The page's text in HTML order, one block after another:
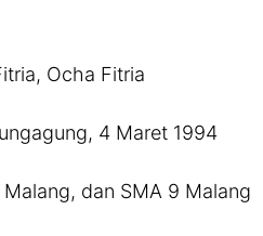
Ocha Fitria
4 Maret 1994
dan SMA 9 Malang